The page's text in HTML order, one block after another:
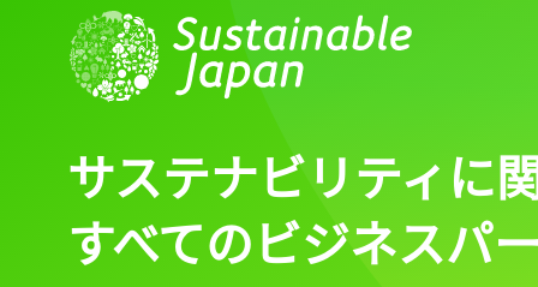
サステナビリティに
すべてのビジネスパ